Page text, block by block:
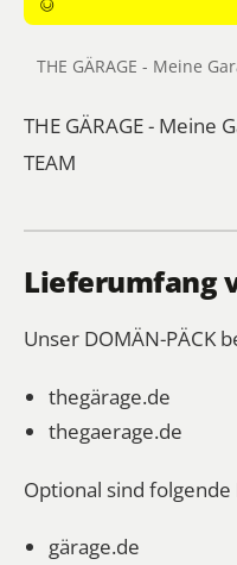
THE GÄRAGE - Meine
THE GÄRAGE - Meine
TEAM
Lieferumfang
Unser DOMÄN-PÄCK
thegärage.de
thegaerage.de
Optional sind
gärage.de